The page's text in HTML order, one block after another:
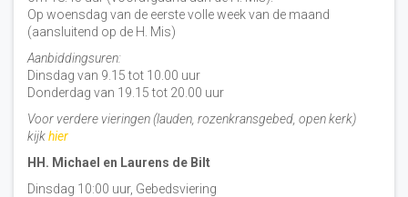
Op woensdag van de eerste volle week van de maand
(aansluitend op de H. Mis)
Aanbiddingsuren:
Dinsdag van 9.15 tot 10.00 uur
Donderdag van 19.15 tot 20.00 uur
Voor verdere vieringen (lauden, rozenkransgebed, open kerk)
kijkhier
HH. Michael en Laurens de Bilt
Dinsdag 10:00 uur, Gebedsviering